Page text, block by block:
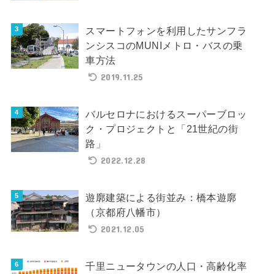
スマートフォンを利用したサンフラ
ンシスコのMUNIメトロ・バスの乗
車方法
2019.11.25
バルセロナにおけるスーパーブロッ
ク・プロジェクトと「21世紀の街
路」
2022.12.28
遊廓建築による街並み：橋本遊廓
（京都府八幡市）
2021.12.05
千里ニュータウンの人口・高齢化率